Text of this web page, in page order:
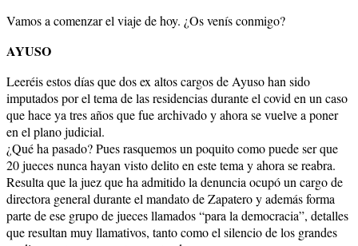
Vamos a comenzar el viaje de hoy. ¿Os venís conmigo?
AYUSO
Leeréis estos días que dos ex altos cargos de Ayuso han sido
imputados por el tema de las residencias durante el covid en un caso
que hace ya tres años que fue archivado y ahora se vuelve a poner
en el plano judicial.
¿Qué ha pasado? Pues rasquemos un poquito como puede ser que
20 jueces nunca hayan visto delito en este tema y ahora se reabra.
Resulta que la juez que ha admitido la denuncia ocupó un cargo de
directora general durante el mandato de Zapatero y además forma
parte de ese grupo de jueces llamados “para la democracia”, detalles
que resultan muy llamativos, tanto como el silencio de los grandes